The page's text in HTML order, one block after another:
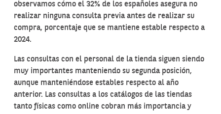
observamos cómo el 32% de los españoles asegura no
realizar ninguna consulta previa antes de realizar su
compra, porcentaje que se mantiene estable respecto a
2024.
Las consultas con el personal de la tienda siguen siendo
muy importantes manteniendo su segunda posición,
aunque manteniéndose estables respecto al año
anterior. Las consultas a los catálogos de las tiendas
tanto físicas como online cobran más importancia y